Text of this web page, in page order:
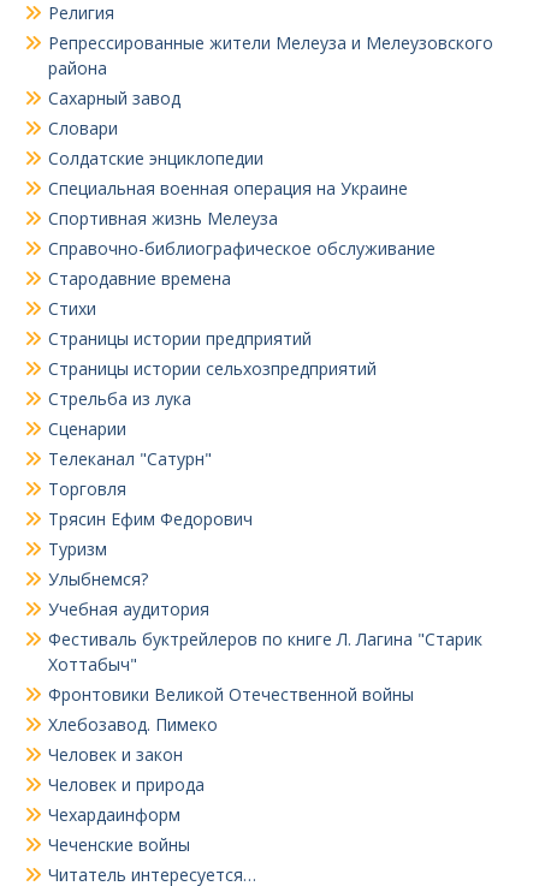
Религия
Репрессированные жители Мелеуза и Мелеузовского
района
Сахарный завод
Словари
Солдатские энциклопедии
Специальная военная операция на Украине
Спортивная жизнь Мелеуза
Справочно-библиографическое обслуживание
Стародавние времена
Стихи
Страницы истории предприятий
Страницы истории сельхозпредприятий
Стрельба из лука
Сценарии
Телеканал "Сатурн"
Торговля
Трясин Ефим Федорович
Туризм
Улыбнемся?
Учебная аудитория
Фестиваль буктрейлеров по книге Л. Лагина "Старик
Хоттабыч"
Фронтовики Великой Отечественной войны
Хлебозавод. Пимеко
Человек и закон
Человек и природа
Чехардаинформ
Чеченские войны
Читатель интересуется…